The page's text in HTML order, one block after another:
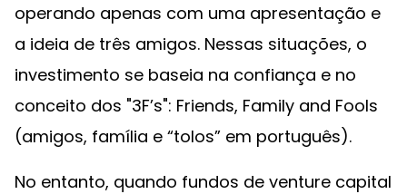
operando apenas com uma apresentação e
a ideia de três amigos. Nessas situações, o
investimento se baseia na confiança e no
conceito dos "3F’s": Friends, Family and Fools
(amigos, família e “tolos” em português).
No entanto, quando fundos de venture capital